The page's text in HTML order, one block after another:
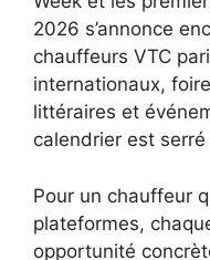
2026 s’annonce
chauffeurs VTC
internationaux,
littéraires et
calendrier est
Pour un chauffeur
plateformes,
opportunité